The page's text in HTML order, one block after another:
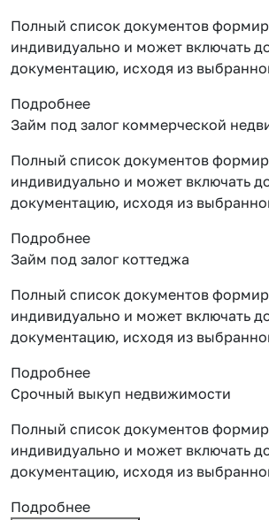
Полный список документов
индивидуально и может включать
документацию, исходя из
Подробнее
Займ под залог коммерческой
Полный список документов
индивидуально и может включать
документацию, исходя из
Подробнее
Займ под залог коттеджа
Полный список документов
индивидуально и может включать
документацию, исходя из
Подробнее
Срочный выкуп недвижимости
Полный список документов
индивидуально и может включать
документацию, исходя из
Подробнее